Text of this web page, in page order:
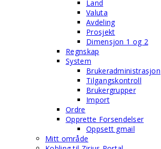
Land
Valuta
Avdeling
Prosjekt
Dimensjon 1 og 2
Regnskap
System
Brukeradministrasjon
Tilgangskontroll
Brukergrupper
Import
Ordre
Opprette Forsendelser
Oppsett gmail
Mitt område